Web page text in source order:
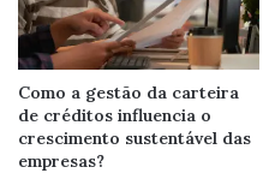
Como a gestão da carteira
de créditos influencia o
crescimento sustentável das
empresas?